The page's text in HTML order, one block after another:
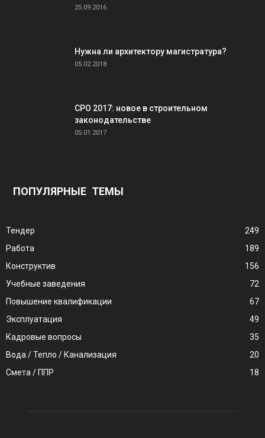
25.09.2016
Нужна ли архитектору магистратура?
05.02.2018
СРО 2017: новое в строительном
законодательстве
05.01.2017
ПОПУЛЯРНЫЕ ТЕМЫ
Тендер
249
Работа
189
Конструктив
156
Учебные заведения
72
Повышение квалификации
67
Эксплуатация
49
Кадровые вопросы
35
Вода / Тепло / Канализация
20
Смета / ППР
18